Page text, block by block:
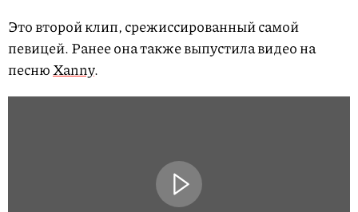
Это второй клип, срежиссированный самой
певицей. Ранее она также выпустила видео на
песнюXanny.